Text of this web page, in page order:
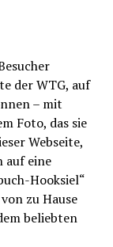
der WTG, auf
– mit
Foto, das sie
Webseite,
auf eine
Hooksiel“
zu Hause
beliebten